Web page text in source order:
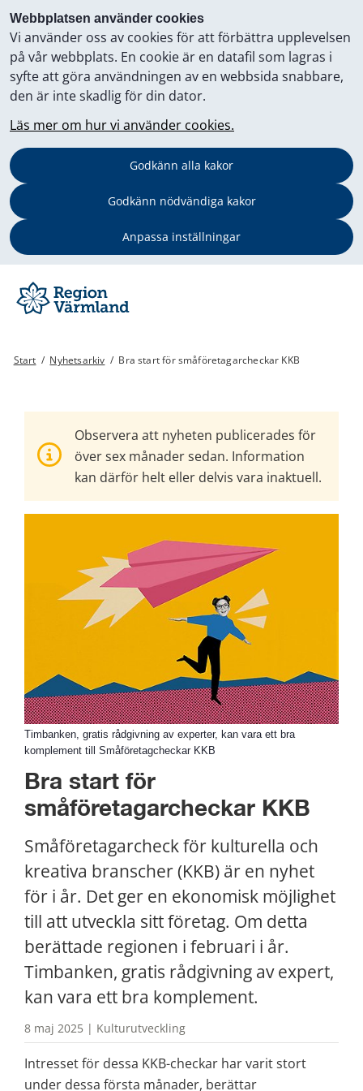
Webbplatsen använder cookies
Vi använder oss av cookies för att förbättra upplevelsen
på vår webbplats. En cookie är en datafil som lagras i
syfte att göra användningen av en webbsida snabbare,
den är inte skadlig för din dator.
Läs mer om hur vi använder cookies.
Godkänn alla kakor
Godkänn nödvändiga kakor
Anpassa inställningar
Start / Nyhetsarkiv / Bra start för småföretagarcheckar KKB
Observera att nyheten publicerades för
över sex månader sedan. Information
kan därför helt eller delvis vara inaktuell.
Timbanken, gratis rådgivning av experter, kan vara ett bra
komplement till Småföretagcheckar KKB
Bra start för
småföretagarcheckar KKB
Småföretagarcheck för kulturella och
kreativa branscher (KKB) är en nyhet
för i år. Det ger en ekonomisk möjlighet
till att utveckla sitt företag. Om detta
berättade regionen i februari i år.
Timbanken, gratis rådgivning av expert,
kan vara ett bra komplement.
8 maj 2025 | Kulturutveckling
Intresset för dessa KKB-checkar har varit stort
under dessa första månader, berättar